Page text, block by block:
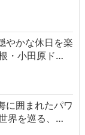
やかな休日を楽
・小田原ド…
に囲まれたパワ
界を巡る、…